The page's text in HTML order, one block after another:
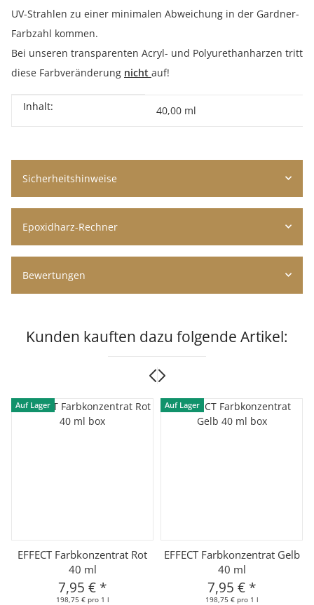
UV-Strahlen zu einer minimalen Abweichung in der Gardner-
Farbzahl kommen.
Bei unseren transparenten Acryl- und Polyurethanharzen tritt
diese Farbveränderung nicht auf!
Produkteigenschaft
Wert
Inhalt: 40,00 ml
Sicherheitshinweise
Epoxidharz-Rechner
Bewertungen
Kunden kauften dazu folgende Artikel:
Auf Lager
EFFECT Farbkonzentrat Rot
40 ml
7,95 € *
198,75 € pro 1 l
Auf Lager
EFFECT Farbkonzentrat Gelb
40 ml
7,95 € *
198,75 € pro 1 l